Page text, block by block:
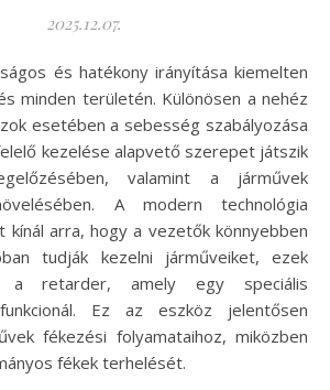
2025.12.07.
minden területén. Különösen a nehéz
esetében a sebesség szabályozása
kezelése alapvető szerepet játszik
valamint a járművek
A modern technológia
kínál arra, hogy a vezetők könnyebben
tudják kezelni járműveiket, ezek
retarder, amely egy speciális
Ez az eszköz jelentősen
fékezési folyamataihoz, miközben
fékek terhelését.